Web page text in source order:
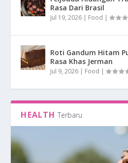
Rasa Dari Brasil
Jul 19, 2026 | Food |
Roti Gandum Hitam
Rasa Khas Jerman
Jul 9, 2026 | Food |
HEALTH Terbaru